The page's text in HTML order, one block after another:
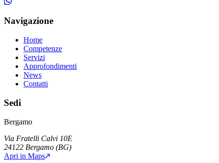
Navigazione
Home
Competenze
Servizi
Approfondimenti
News
Contatti
Sedi
Bergamo
Via Fratelli Calvi 10E
24122 Bergamo (BG)
Apri in Maps